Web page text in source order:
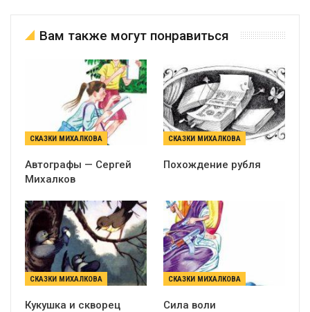
Вам также могут понравиться
СКАЗКИ МИХАЛКОВА
Автографы — Сергей
Михалков
СКАЗКИ МИХАЛКОВА
Похождение рубля
СКАЗКИ МИХАЛКОВА
Кукушка и скворец
СКАЗКИ МИХАЛКОВА
Сила воли